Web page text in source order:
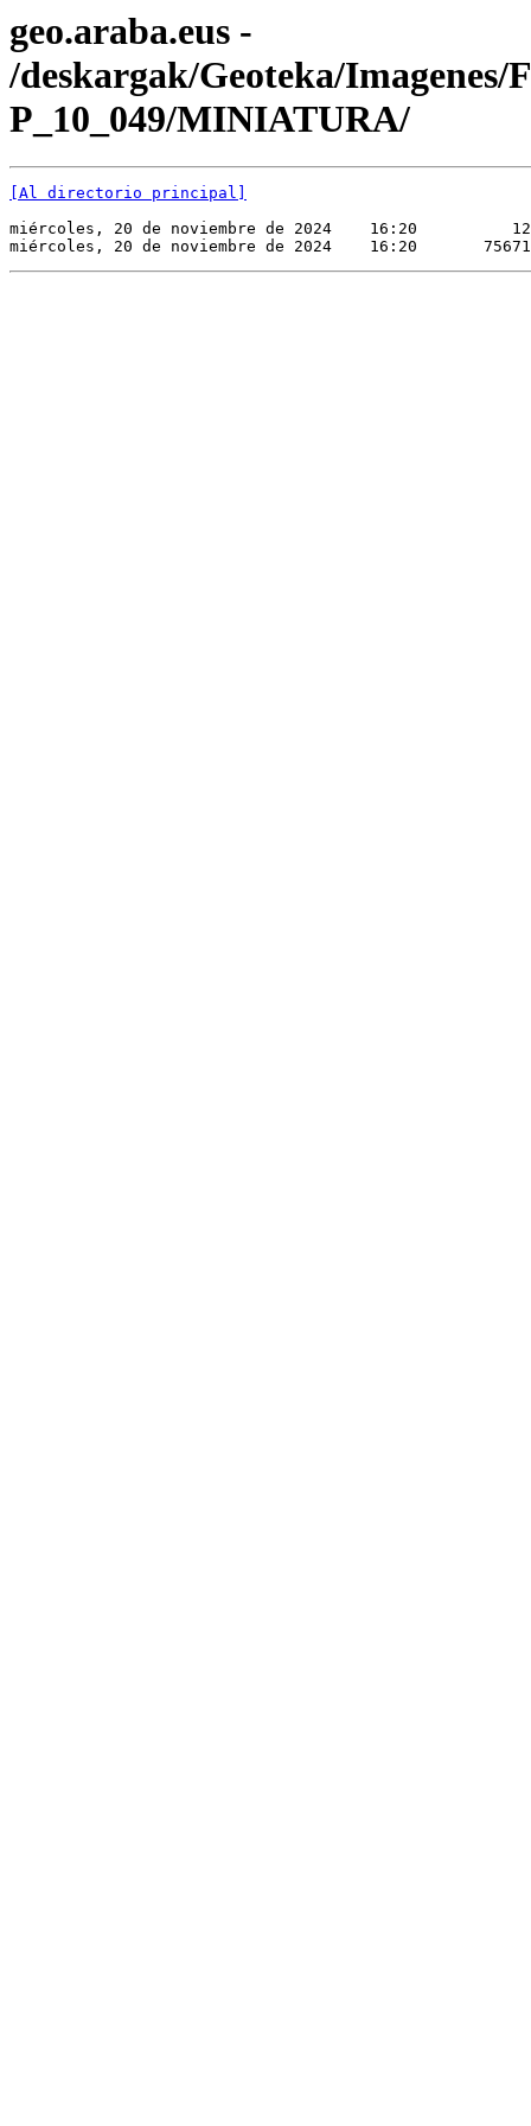
geo.araba.eus -
/deskargak/Geoteka/Imagenes/
P_10_049/MINIATURA/
[Al directorio principal]
miércoles, 20 de noviembre de 2024    16:20
miércoles, 20 de noviembre de 2024    16:20